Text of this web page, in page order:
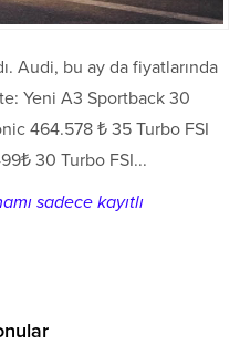
Audi, bu ay da fiyatlarında
Yeni A3 Sportback 30
464.578 ₺ 35 Turbo FSI
30 Turbo FSI...
sadece kayıtlı